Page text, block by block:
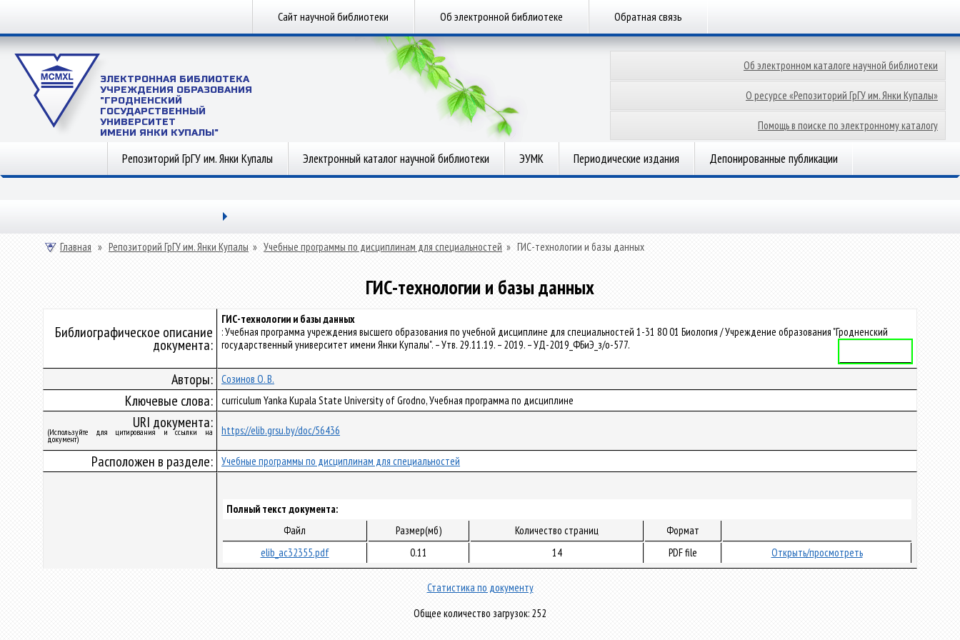
Сайт научной библиотеки Об электронной библиотеке Обратная связь
ЭЛЕКТРОННАЯ БИБЛИОТЕКА
УЧРЕЖДЕНИЯ ОБРАЗОВАНИЯ
"ГРОДНЕНСКИЙ
ГОСУДАРСТВЕННЫЙ
УНИВЕРСИТЕТ
ИМЕНИ ЯНКИ КУПАЛЫ"
Об электронном каталоге научной библиотеки
О ресурсе «Репозиторий ГрГУ им. Янки Купалы»
Помощь в поиске по электронному каталогу
Репозиторий ГрГУ им. Янки Купалы Электронный каталог научной библиотеки ЭУМК Периодические издания Депонированные публикации
Главная » Репозиторий ГрГУ им. Янки Купалы » Учебные программы по дисциплинам для специальностей » ГИС-технологии и базы данных
ГИС-технологии и базы данных
Библиографическое описание
документа:
ГИС-технологии и базы данных
: Учебная программа учреждения высшего образования по учебной дисциплине для специальностей 1-31 80 01 Биология / Учреждение образования "Гродненский
государственный университет имени Янки Купалы". – Утв. 29.11.19. – 2019. – УД-2019_ФБиЭ_з/о-577.
Авторы: Созинов О. В.
Ключевые слова: curriculum Yanka Kupala State University of Grodno, Учебная программа по дисциплине
URI документа:
(Используйте для цитирования и ссылки на
документ)
https://elib.grsu.by/doc/56436
Расположен в разделе: Учебные программы по дисциплинам для специальностей
Полный текст документа:
Файл
Размер(мб) Количество страниц
Формат
elib_ac32355.pdf
0.11 14 PDF file Открыть/просмотреть
Статистика по документу
Общее количество загрузок: 252